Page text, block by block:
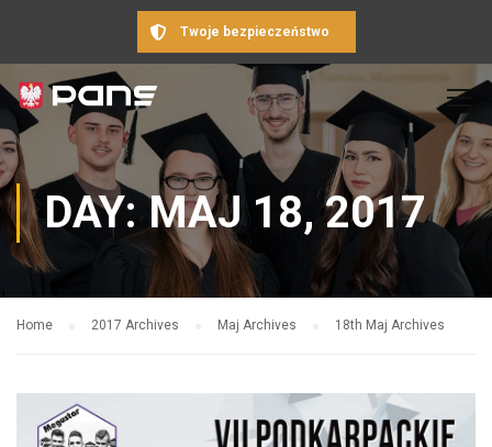
Twoje bezpieczeństwo
DAY: MAJ 18, 2017
Home 2017 Archives Maj Archives 18th Maj Archives